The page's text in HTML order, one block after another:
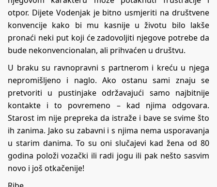
otpor. Dijete Vodenjak je bitno usmjeriti na društvene
konvencije kako bi mu kasnije u životu bilo lakše
pronaći neki put koji će zadovoljiti njegove potrebe da
bude nekonvencionalan, ali prihvaćen u društvu.
U braku su ravnopravni s partnerom i kreću u njega
nepromišljeno i naglo. Ako ostanu sami znaju se
pretvoriti u pustinjake održavajući samo najbitnije
kontakte i to povremeno – kad njima odgovara.
Starost im nije prepreka da istraže i bave se svime što
ih zanima. Jako su zabavni i s njima nema usporavanja
u starim danima. To su oni slučajevi kad žena od 80
godina položi vozački ili radi jogu ili pak nešto sasvim
novo i još otkačenije!